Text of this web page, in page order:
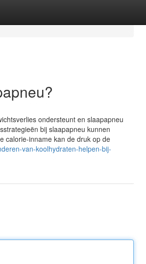
ondersteunt en slaapapneu
bij slaapapneu kunnen
calorie-inname kan de druk op de
van-koolhydraten-helpen-bij-